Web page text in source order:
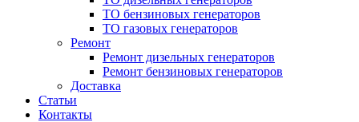
ТО бензиновых генераторов
ТО газовых генераторов
Ремонт
Ремонт дизельных генераторов
Ремонт бензиновых генераторов
Доставка
Статьи
Контакты